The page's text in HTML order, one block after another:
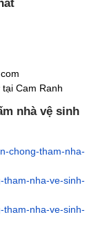
tại Cam Ranh
nhà vệ sinh
chong-tham-nha-
tham-nha-ve-sinh-
tham-nha-ve-sinh-